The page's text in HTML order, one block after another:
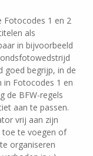
Fotocodes 1 en 2
als
in bijvoorbeeld
goed begrijp, in de
Fotocodes 1 en
de BFW-regels
aan te passen.
vrij aan zijn
toe te voegen of
organiseren